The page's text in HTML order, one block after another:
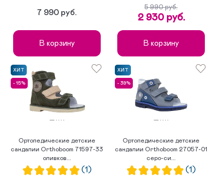
7 990 руб.
В корзину
5 990 руб.
2 930 руб.
В корзину
ХИТ
- 15%
Ортопедические детские
сандалии Orthoboom 71597-33
оливков...
(1)
ХИТ
- 39%
Ортопедические детские
сандалии Orthoboom 27057-01
серо-си...
(1)